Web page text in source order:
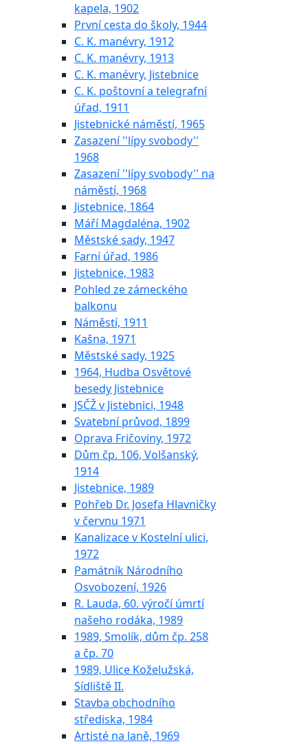
kapela, 1902
První cesta do školy, 1944
C. K. manévry, 1912
C. K. manévry, 1913
C. K. manévry, Jistebnice
C. K. poštovní a telegrafní
úřad, 1911
Jistebnické náměstí, 1965
Zasazení ''lípy svobody''
1968
Zasazení ''lípy svobody'' na
náměstí, 1968
Jistebnice, 1864
Máří Magdaléna, 1902
Městské sady, 1947
Farní úřad, 1986
Jistebnice, 1983
Pohled ze zámeckého
balkonu
Náměstí, 1911
Kašna, 1971
Městské sady, 1925
1964, Hudba Osvětové
besedy Jistebnice
JSČŽ v Jistebnici, 1948
Svatební průvod, 1899
Oprava Fričoviny, 1972
Dům čp. 106, Volšanský,
1914
Jistebnice, 1989
Pohřeb Dr. Josefa Hlavničky
v červnu 1971
Kanalizace v Kostelní ulici,
1972
Památník Národního
Osvobození, 1926
R. Lauda, 60. výročí úmrtí
našeho rodáka, 1989
1989, Smolík, dům čp. 258
a čp. 70
1989, Ulice Koželužská,
Sídliště II.
Stavba obchodního
střediska, 1984
Artisté na laně, 1969